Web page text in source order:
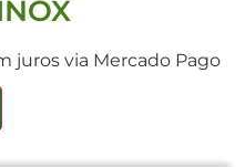
juros via Mercado Pago